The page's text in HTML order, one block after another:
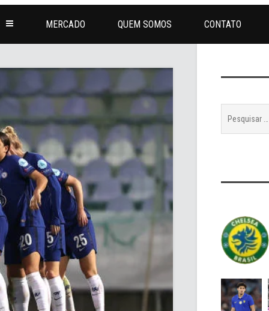
MERCADO QUEM SOMOS CONTATO